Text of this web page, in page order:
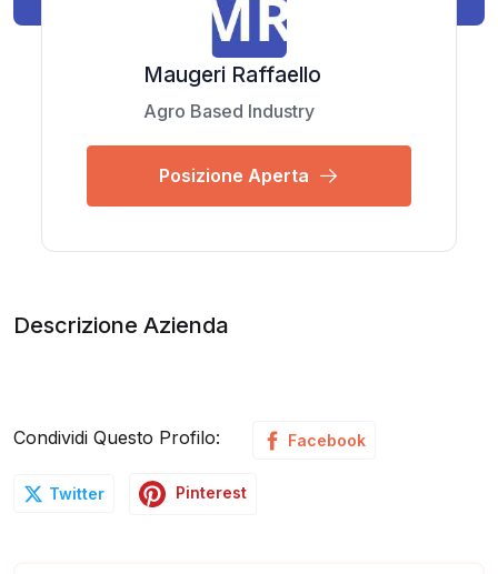
Maugeri Raffaello
Agro Based Industry
Posizione Aperta
Descrizione Azienda
Condividi Questo Profilo: Facebook
Twitter Pinterest